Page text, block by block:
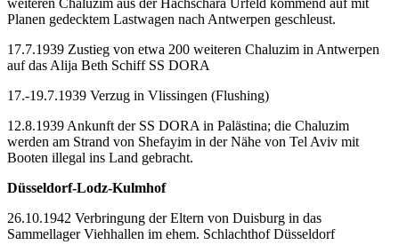
Planen gedecktem Lastwagen nach Antwerpen geschleust.
17.7.1939 Zustieg von etwa 200 weiteren Chaluzim in Antwerpen
auf das Alija Beth Schiff SS DORA
17.-19.7.1939 Verzug in Vlissingen (Flushing)
12.8.1939 Ankunft der SS DORA in Palästina; die Chaluzim
werden am Strand von Shefayim in der Nähe von Tel Aviv mit
Booten illegal ins Land gebracht.
Düsseldorf-Lodz-Kulmhof
26.10.1942 Verbringung der Eltern von Duisburg in das
Sammellager Viehhallen im ehem. Schlachthof Düsseldorf